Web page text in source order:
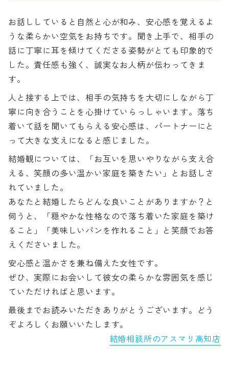
お話ししていると自然と心が和み、安心感を覚えるよ
うな柔らかい空気をお持ちです。聞き上手で、相手の
話に丁寧に耳を傾けてくださる姿勢がとても印象的で
した。責任感も強く、誠実なお人柄が伝わってきま
す。
人と接する上では、相手の気持ちを大切にしながら丁
寧に向き合うことを心掛けていらっしゃいます。落ち
着いて話を聞いてもらえる安心感は、パートナーにと
って大きな支えになると感じました。
結婚観については、「お互いを思いやりながら支え合
える、笑顔の多い温かい家庭を築きたい」とお話しさ
れていました。
あなたと結婚したらどんな良いことがありますか？と
伺うと、「穏やかな性格なので落ち着いた家庭を築け
ること」「美味しいパンを作れること」と笑顔でお答
えくださいました。
安心感と温かさを兼ね備えた女性です。
ぜひ、実際にお会いして彼女の柔らかな雰囲気を感じ
ていただければと思います。
最後までお読みいただきありがとうございます。どう
ぞよろしくお願いいたします。
結婚相談所のアスマリ高知店